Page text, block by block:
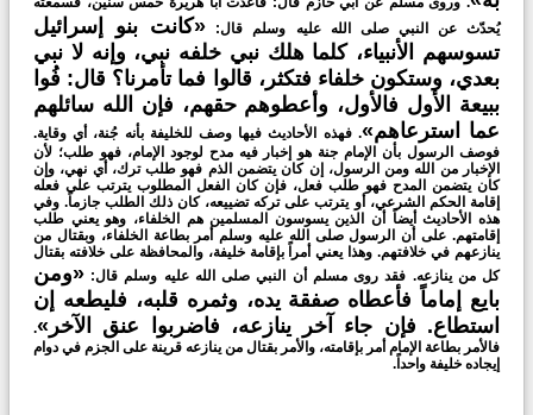
يُحدّث عن النبي صلى الله عليه وسلم قال: «كانت بنو إسرائيل
تسوسهم الأنبياء، كلما هلك نبي خلفه نبي، وإنه لا نبي
بعدي، وستكون خلفاء فتكثر، قالوا فما تأمرنا؟ قال: فُوا
ببيعة الأول فالأول، وأعطوهم حقهم، فإن الله سائلهم
عما استرعاهم». فهذه الأحاديث فيها وصف للخليفة بأنه جُنة، أي وقاية.
فوصف الرسول بأن الإمام جنة هو إخبار فيه مدح لوجود الإمام، فهو طلب؛ لأن
الإخبار من الله ومن الرسول، إن كان يتضمن الذم فهو طلب ترك، أي نهي، وإن
كان يتضمن المدح فهو طلب فعل، فإن كان الفعل المطلوب يترتب على فعله
إقامة الحكم الشرعي، أو يترتب على تركه تضييعه، كان ذلك الطلب جازماً. وفي
هذه الأحاديث أيضاً أن الذين يسوسون المسلمين هم الخلفاء، وهو يعني طلب
إقامتهم. على أن الرسول صلى الله عليه وسلم أمر بطاعة الخلفاء، وبقتال من
ينازعهم في خلافتهم. وهذا يعني أمراً بإقامة خليفة، والمحافظة على خلافته بقتال
كل من ينازعه. فقد روى مسلم أن النبي صلى الله عليه وسلم قال: «ومن
بايع إماماً فأعطاه صفقة يده، وثمره قلبه، فليطعه إن
استطاع. فإن جاء آخر ينازعه، فاضربوا عنق الآخر».
فالأمر بطاعة الإمام أمر بإقامته، والأمر بقتال من ينازعه قرينة على الجزم في دوام
إيجاده خليفة واحداً.